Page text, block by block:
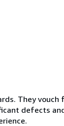
They
defects